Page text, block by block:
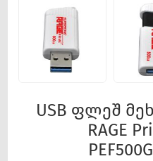
USB ფლეშ
RAGE